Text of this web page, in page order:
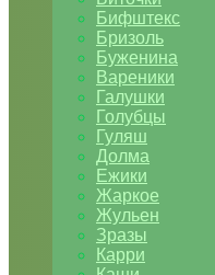
Бифштекс
Бризоль
Буженина
Вареники
Галушки
Голубцы
Гуляш
Долма
Ежики
Жаркое
Жульен
Зразы
Карри